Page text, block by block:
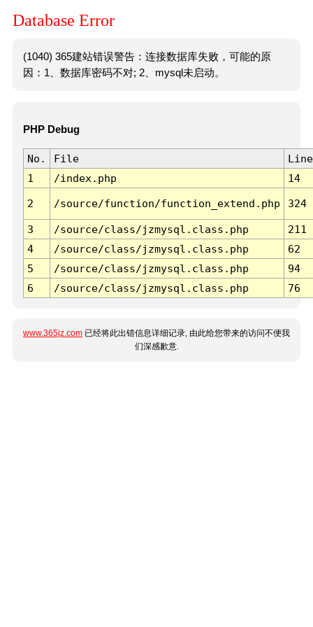
Database Error
(1040) 365建站错误警告：连接数据库失败，可能的原
因：1、数据库密码不对; 2、mysql未启动。
PHP Debug
No. File
Line
1
/index.php 14
2 /source/function/function_extend.php 324
3 /source/class/jzmysql.class.php
211
4
/source/class/jzmysql.class.php
62
5
/source/class/jzmysql.class.php
94
6
/source/class/jzmysql.class.php 76
www.365jz.com 已经将此出错信息详细记录, 由此给您带来的访问不便我
们深感歉意.